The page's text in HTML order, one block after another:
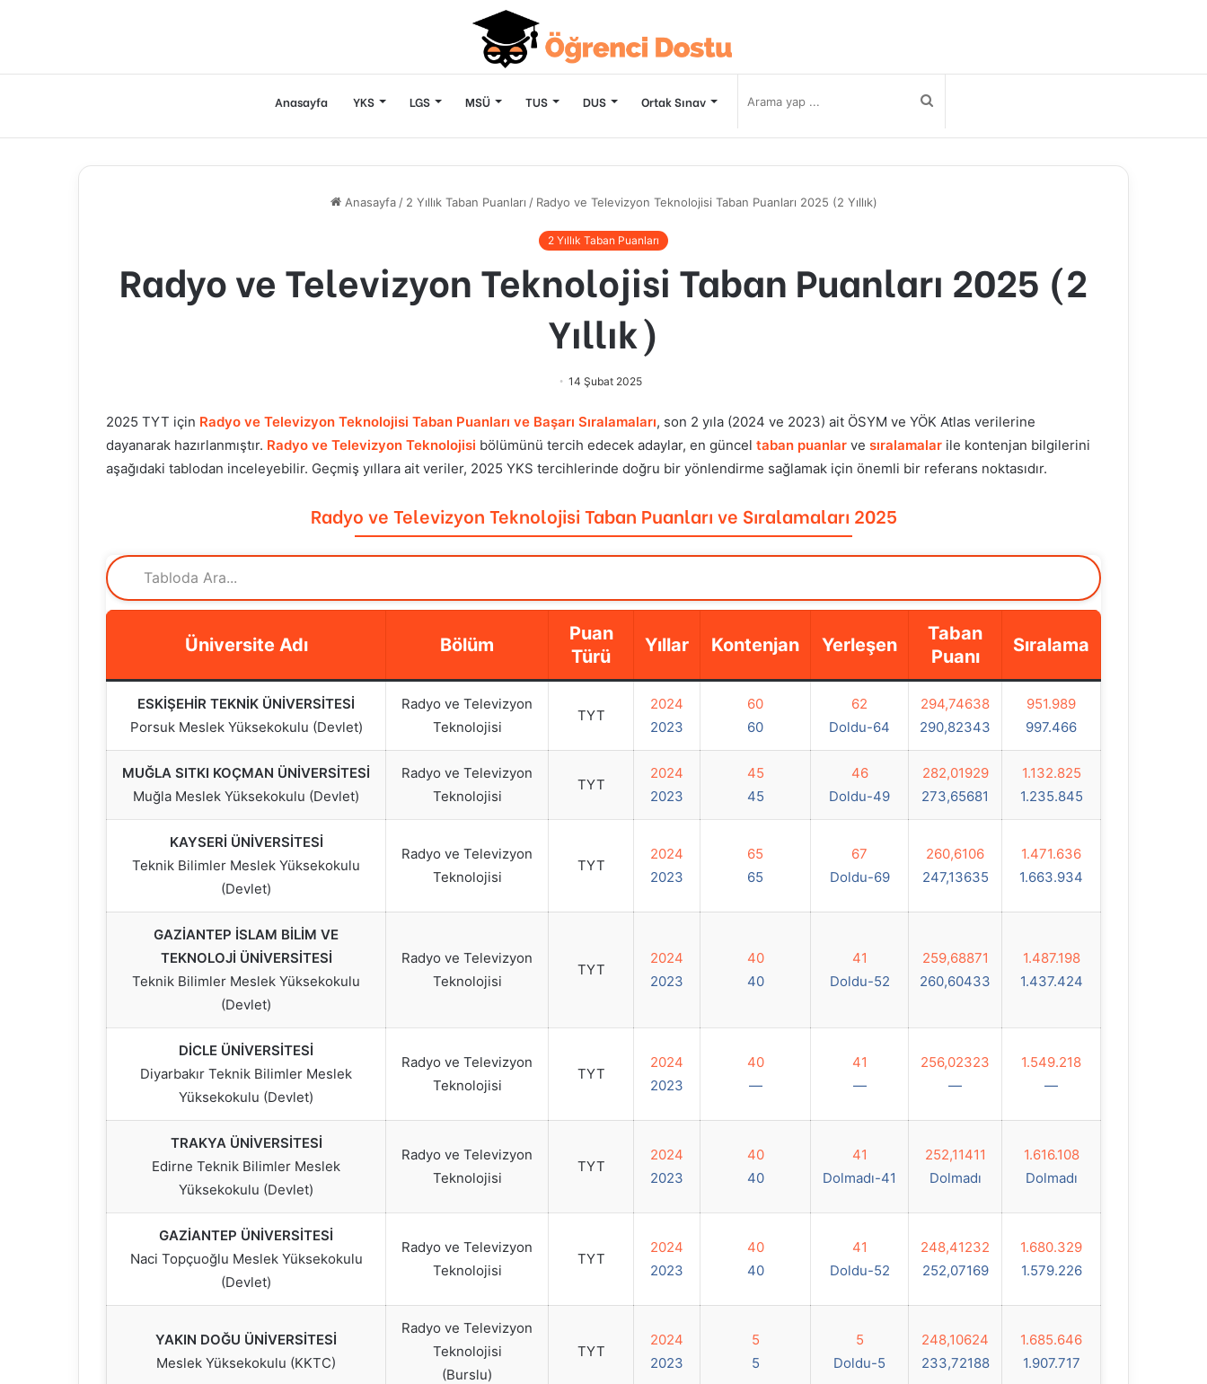
Anasayfa YKS LGS MSÜ TUS DUS Ortak Sınav Arama
Anasayfa / 2 Yıllık Taban Puanları / Radyo ve Televizyon Teknolojisi Taban Puanları 2025 (2 Yıllık)
2 Yıllık Taban Puanları
Radyo ve Televizyon Teknolojisi Taban Puanları 2025 (2
Yıllık)
14 Şubat 2025
2025 TYT için Radyo ve Televizyon Teknolojisi Taban Puanları ve Başarı Sıralamaları, son 2 yıla (2024 ve 2023) ait ÖSYM ve YÖK Atlas verilerine
dayanarak hazırlanmıştır. Radyo ve Televizyon Teknolojisi bölümünü tercih edecek adaylar, en güncel taban puanlar ve sıralamalar ile kontenjan bilgilerini
aşağıdaki tablodan inceleyebilir. Geçmiş yıllara ait veriler, 2025 YKS tercihlerinde doğru bir yönlendirme sağlamak için önemli bir referans noktasıdır.
Radyo ve Televizyon Teknolojisi Taban Puanları ve Sıralamaları 2025
Üniversite Adı Bölüm
Puan
Türü
Yıllar Kontenjan Yerleşen
Taban
Puanı
Sıralama
ESKİŞEHİR TEKNİK ÜNİVERSİTESİ
Porsuk Meslek Yüksekokulu (Devlet)
Radyo ve Televizyon
Teknolojisi
TYT
2024
2023
60
60
62
Doldu-64
294,74638
290,82343
951.989
997.466
MUĞLA SITKI KOÇMAN ÜNİVERSİTESİ
Muğla Meslek Yüksekokulu (Devlet)
Radyo ve Televizyon
Teknolojisi
TYT
2024
2023
45
45
46
Doldu-49
282,01929
273,65681
1.132.825
1.235.845
KAYSERİ ÜNİVERSİTESİ
Teknik Bilimler Meslek Yüksekokulu
(Devlet)
Radyo ve Televizyon
Teknolojisi
TYT
2024
2023
65
65
67
Doldu-69
260,6106
247,13635
1.471.636
1.663.934
GAZİANTEP İSLAM BİLİM VE
TEKNOLOJİ ÜNİVERSİTESİ
Teknik Bilimler Meslek Yüksekokulu
(Devlet)
Radyo ve Televizyon
Teknolojisi
TYT
2024
2023
40
40
41
Doldu-52
259,68871
260,60433
1.487.198
1.437.424
DİCLE ÜNİVERSİTESİ
Diyarbakır Teknik Bilimler Meslek
Yüksekokulu (Devlet)
Radyo ve Televizyon
Teknolojisi
TYT
2024
2023
40
—
41
—
256,02323
—
1.549.218
—
TRAKYA ÜNİVERSİTESİ
Edirne Teknik Bilimler Meslek
Yüksekokulu (Devlet)
Radyo ve Televizyon
Teknolojisi
TYT
2024
2023
40
40
41
Dolmadı-41
252,11411
Dolmadı
1.616.108
Dolmadı
GAZİANTEP ÜNİVERSİTESİ
Naci Topçuoğlu Meslek Yüksekokulu
(Devlet)
Radyo ve Televizyon
Teknolojisi
TYT
2024
2023
40
40
41
Doldu-52
248,41232
252,07169
1.680.329
1.579.226
YAKIN DOĞU ÜNİVERSİTESİ
Meslek Yüksekokulu (KKTC)
Radyo ve Televizyon
Teknolojisi
(Burslu)
TYT
2024
2023
5
5
5
Doldu-5
248,10624
233,72188
1.685.646
1.907.717